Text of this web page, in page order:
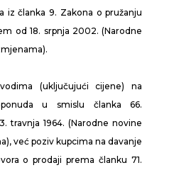
iz članka 9. Zakona o pružanju
od 18. srpnja 2002. (Narodne
(uključujući cijene) na
u smislu članka 66.
travnja 1964. (Narodne novine
već poziv kupcima na davanje
o prodaji prema članku 71.